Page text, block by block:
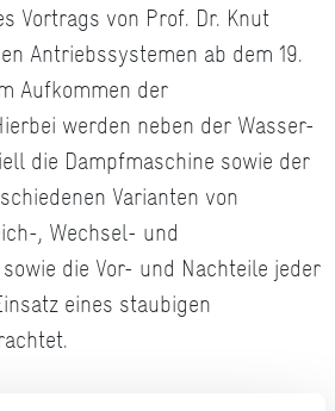
Vortrags von Prof. Dr. Knut
Antriebssystemen ab dem 19.
Aufkommen der
werden neben der Wasser-
die Dampfmaschine sowie der
Varianten von
, Wechsel- und
die Vor- und Nachteile jeder
eines staubigen